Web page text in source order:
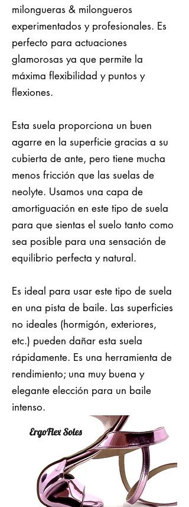
milongueras & milongueros
experimentados y profesionales. Es
perfecto para actuaciones
glamorosas ya que permite la
máxima flexibilidad y puntos y
flexiones.
Esta suela proporciona un buen
agarre en la superficie gracias a su
cubierta de ante, pero tiene mucha
menos fricción que las suelas de
neolyte. Usamos una capa de
amortiguación en este tipo de suela
para que sientas el suelo tanto como
sea posible para una sensación de
equilibrio perfecta y natural.
Es ideal para usar este tipo de suela
en una pista de baile. Las superficies
no ideales (hormigón, exteriores,
etc.) pueden dañar esta suela
rápidamente. Es una herramienta de
rendimiento; una muy buena y
elegante elección para un baile
intenso.